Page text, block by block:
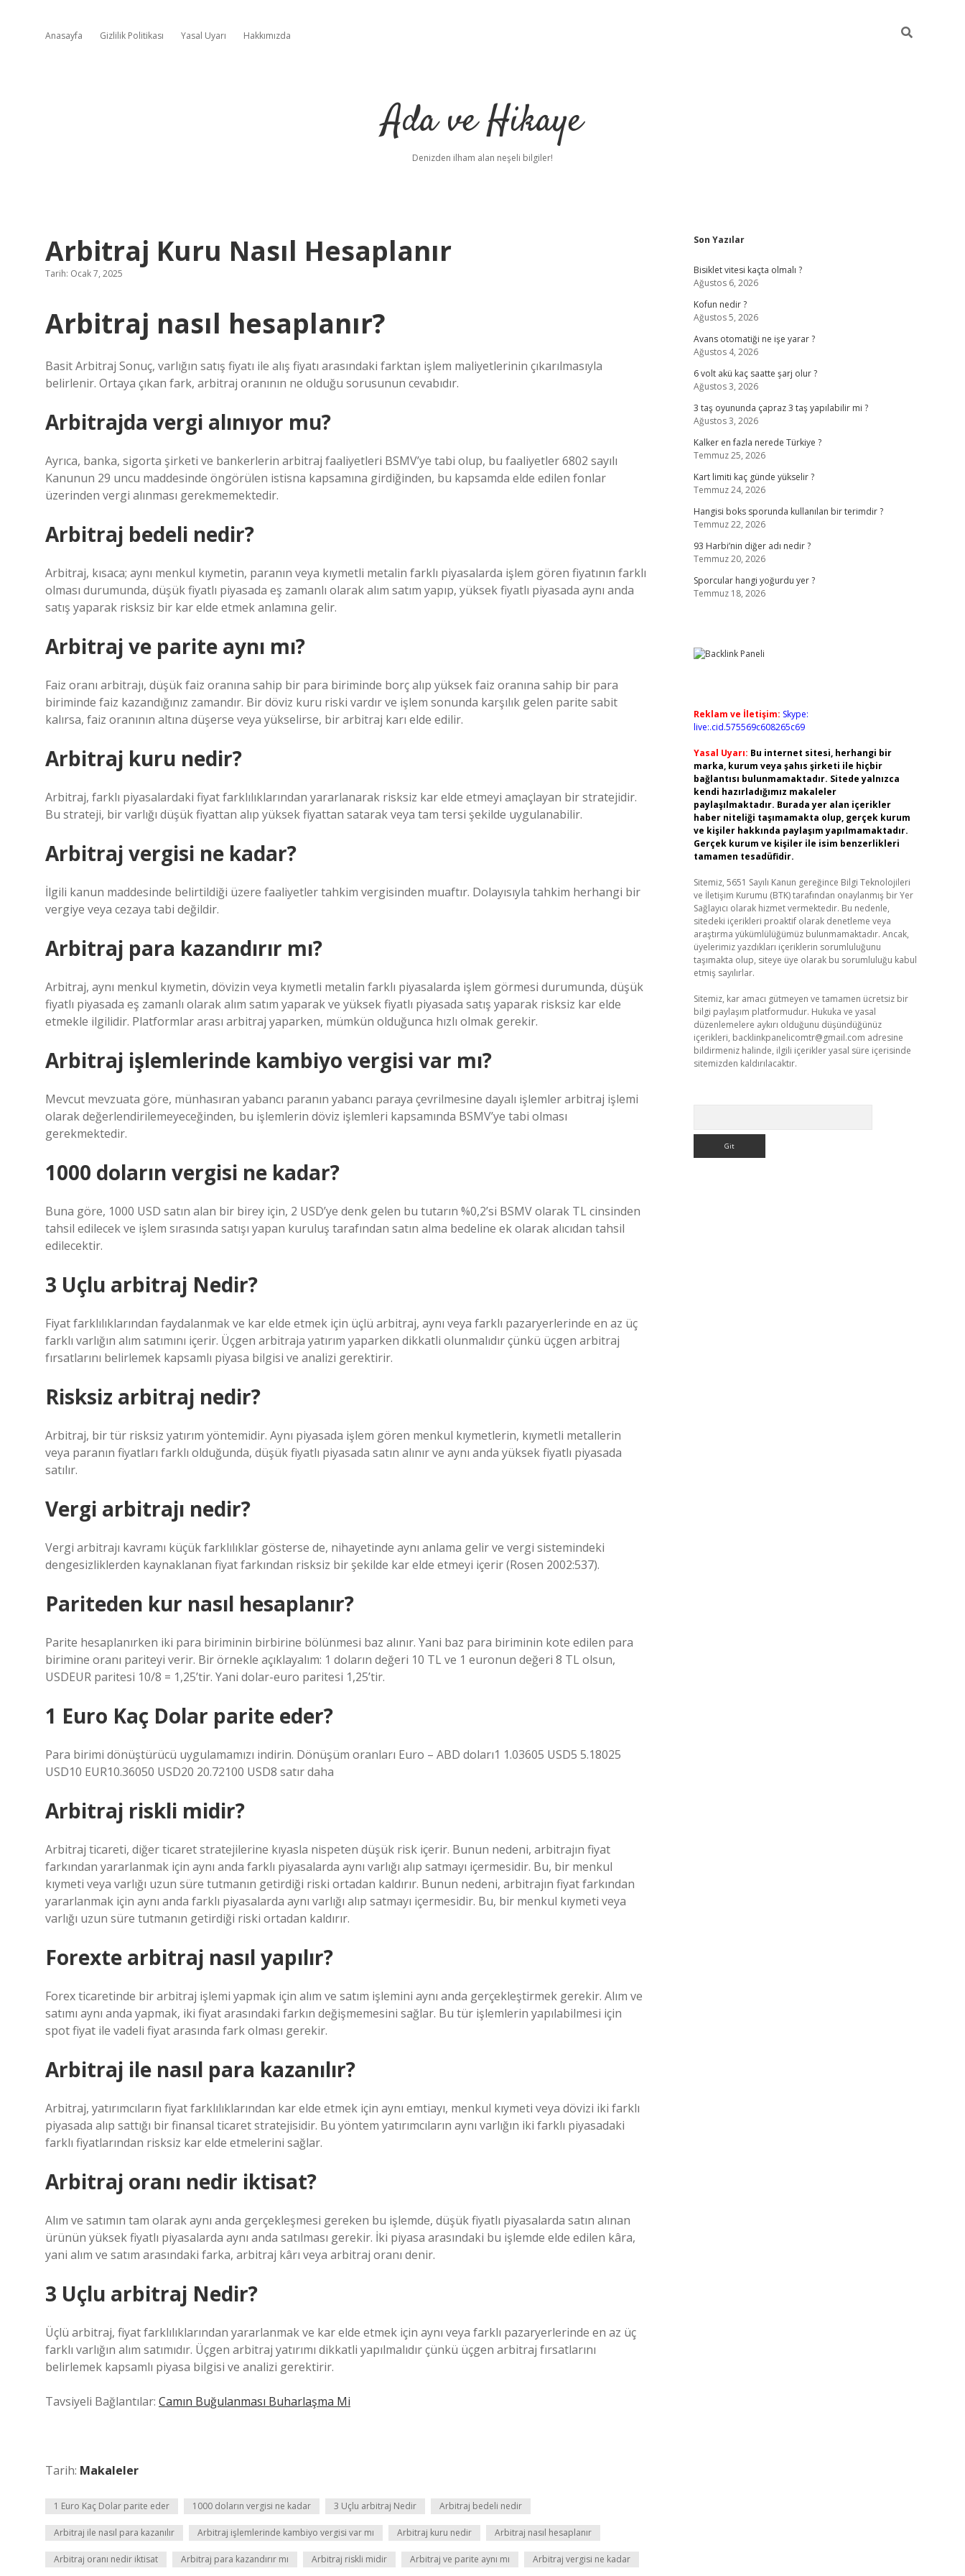
Anasayfa Gizlilik Politikası Yasal Uyarı Hakkımızda
Ada ve Hikaye
Denizden ilham alan neşeli bilgiler!
Arbitraj Kuru Nasıl Hesaplanır
Tarih: Ocak 7, 2025
Arbitraj nasıl hesaplanır?
Basit Arbitraj Sonuç, varlığın satış fiyatı ile alış fiyatı arasındaki farktan işlem maliyetlerinin çıkarılmasıyla
belirlenir. Ortaya çıkan fark, arbitraj oranının ne olduğu sorusunun cevabıdır.
Arbitrajda vergi alınıyor mu?
Ayrıca, banka, sigorta şirketi ve bankerlerin arbitraj faaliyetleri BSMV’ye tabi olup, bu faaliyetler 6802 sayılı
Kanunun 29 uncu maddesinde öngörülen istisna kapsamına girdiğinden, bu kapsamda elde edilen fonlar
üzerinden vergi alınması gerekmemektedir.
Arbitraj bedeli nedir?
Arbitraj, kısaca; aynı menkul kıymetin, paranın veya kıymetli metalin farklı piyasalarda işlem gören fiyatının farklı
olması durumunda, düşük fiyatlı piyasada eş zamanlı olarak alım satım yapıp, yüksek fiyatlı piyasada aynı anda
satış yaparak risksiz bir kar elde etmek anlamına gelir.
Arbitraj ve parite aynı mı?
Faiz oranı arbitrajı, düşük faiz oranına sahip bir para biriminde borç alıp yüksek faiz oranına sahip bir para
biriminde faiz kazandığınız zamandır. Bir döviz kuru riski vardır ve işlem sonunda karşılık gelen parite sabit
kalırsa, faiz oranının altına düşerse veya yükselirse, bir arbitraj karı elde edilir.
Arbitraj kuru nedir?
Arbitraj, farklı piyasalardaki fiyat farklılıklarından yararlanarak risksiz kar elde etmeyi amaçlayan bir stratejidir.
Bu strateji, bir varlığı düşük fiyattan alıp yüksek fiyattan satarak veya tam tersi şekilde uygulanabilir.
Arbitraj vergisi ne kadar?
İlgili kanun maddesinde belirtildiği üzere faaliyetler tahkim vergisinden muaftır. Dolayısıyla tahkim herhangi bir
vergiye veya cezaya tabi değildir.
Arbitraj para kazandırır mı?
Arbitraj, aynı menkul kıymetin, dövizin veya kıymetli metalin farklı piyasalarda işlem görmesi durumunda, düşük
fiyatlı piyasada eş zamanlı olarak alım satım yaparak ve yüksek fiyatlı piyasada satış yaparak risksiz kar elde
etmekle ilgilidir. Platformlar arası arbitraj yaparken, mümkün olduğunca hızlı olmak gerekir.
Arbitraj işlemlerinde kambiyo vergisi var mı?
Mevcut mevzuata göre, münhasıran yabancı paranın yabancı paraya çevrilmesine dayalı işlemler arbitraj işlemi
olarak değerlendirilemeyeceğinden, bu işlemlerin döviz işlemleri kapsamında BSMV’ye tabi olması
gerekmektedir.
1000 doların vergisi ne kadar?
Buna göre, 1000 USD satın alan bir birey için, 2 USD’ye denk gelen bu tutarın %0,2’si BSMV olarak TL cinsinden
tahsil edilecek ve işlem sırasında satışı yapan kuruluş tarafından satın alma bedeline ek olarak alıcıdan tahsil
edilecektir.
3 Uçlu arbitraj Nedir?
Fiyat farklılıklarından faydalanmak ve kar elde etmek için üçlü arbitraj, aynı veya farklı pazaryerlerinde en az üç
farklı varlığın alım satımını içerir. Üçgen arbitraja yatırım yaparken dikkatli olunmalıdır çünkü üçgen arbitraj
fırsatlarını belirlemek kapsamlı piyasa bilgisi ve analizi gerektirir.
Risksiz arbitraj nedir?
Arbitraj, bir tür risksiz yatırım yöntemidir. Aynı piyasada işlem gören menkul kıymetlerin, kıymetli metallerin
veya paranın fiyatları farklı olduğunda, düşük fiyatlı piyasada satın alınır ve aynı anda yüksek fiyatlı piyasada
satılır.
Vergi arbitrajı nedir?
Vergi arbitrajı kavramı küçük farklılıklar gösterse de, nihayetinde aynı anlama gelir ve vergi sistemindeki
dengesizliklerden kaynaklanan fiyat farkından risksiz bir şekilde kar elde etmeyi içerir (Rosen 2002:537).
Pariteden kur nasıl hesaplanır?
Parite hesaplanırken iki para biriminin birbirine bölünmesi baz alınır. Yani baz para biriminin kote edilen para
birimine oranı pariteyi verir. Bir örnekle açıklayalım: 1 doların değeri 10 TL ve 1 euronun değeri 8 TL olsun,
USDEUR paritesi 10/8 = 1,25’tir. Yani dolar-euro paritesi 1,25’tir.
1 Euro Kaç Dolar parite eder?
Para birimi dönüştürücü uygulamamızı indirin. Dönüşüm oranları Euro – ABD doları1 1.03605 USD5 5.18025
USD10 EUR10.36050 USD20 20.72100 USD8 satır daha
Arbitraj riskli midir?
Arbitraj ticareti, diğer ticaret stratejilerine kıyasla nispeten düşük risk içerir. Bunun nedeni, arbitrajın fiyat
farkından yararlanmak için aynı anda farklı piyasalarda aynı varlığı alıp satmayı içermesidir. Bu, bir menkul
kıymeti veya varlığı uzun süre tutmanın getirdiği riski ortadan kaldırır. Bunun nedeni, arbitrajın fiyat farkından
yararlanmak için aynı anda farklı piyasalarda aynı varlığı alıp satmayı içermesidir. Bu, bir menkul kıymeti veya
varlığı uzun süre tutmanın getirdiği riski ortadan kaldırır.
Forexte arbitraj nasıl yapılır?
Forex ticaretinde bir arbitraj işlemi yapmak için alım ve satım işlemini aynı anda gerçekleştirmek gerekir. Alım ve
satımı aynı anda yapmak, iki fiyat arasındaki farkın değişmemesini sağlar. Bu tür işlemlerin yapılabilmesi için
spot fiyat ile vadeli fiyat arasında fark olması gerekir.
Arbitraj ile nasıl para kazanılır?
Arbitraj, yatırımcıların fiyat farklılıklarından kar elde etmek için aynı emtiayı, menkul kıymeti veya dövizi iki farklı
piyasada alıp sattığı bir finansal ticaret stratejisidir. Bu yöntem yatırımcıların aynı varlığın iki farklı piyasadaki
farklı fiyatlarından risksiz kar elde etmelerini sağlar.
Arbitraj oranı nedir iktisat?
Alım ve satımın tam olarak aynı anda gerçekleşmesi gereken bu işlemde, düşük fiyatlı piyasalarda satın alınan
ürünün yüksek fiyatlı piyasalarda aynı anda satılması gerekir. İki piyasa arasındaki bu işlemde elde edilen kâra,
yani alım ve satım arasındaki farka, arbitraj kârı veya arbitraj oranı denir.
3 Uçlu arbitraj Nedir?
Üçlü arbitraj, fiyat farklılıklarından yararlanmak ve kar elde etmek için aynı veya farklı pazaryerlerinde en az üç
farklı varlığın alım satımıdır. Üçgen arbitraj yatırımı dikkatli yapılmalıdır çünkü üçgen arbitraj fırsatlarını
belirlemek kapsamlı piyasa bilgisi ve analizi gerektirir.
Tavsiyeli Bağlantılar: Camın Buğulanması Buharlaşma Mi
Tarih: Makaleler
1 Euro Kaç Dolar parite eder 1000 doların vergisi ne kadar 3 Uçlu arbitraj Nedir Arbitraj bedeli nedir
Arbitraj ile nasıl para kazanılır Arbitraj işlemlerinde kambiyo vergisi var mı Arbitraj kuru nedir Arbitraj nasıl hesaplanır
Arbitraj oranı nedir iktisat Arbitraj para kazandırır mı Arbitraj riskli midir Arbitraj ve parite aynı mı Arbitraj vergisi ne kadar
Sidebar
Son Yazılar
Bisiklet vitesi kaçta olmalı ?
Ağustos 6, 2026
Kofun nedir ?
Ağustos 5, 2026
Avans otomatiği ne işe yarar ?
Ağustos 4, 2026
6 volt akü kaç saatte şarj olur ?
Ağustos 3, 2026
3 taş oyununda çapraz 3 taş yapılabilir mi ?
Ağustos 3, 2026
Kalker en fazla nerede Türkiye ?
Temmuz 25, 2026
Kart limiti kaç günde yükselir ?
Temmuz 24, 2026
Hangisi boks sporunda kullanılan bir terimdir ?
Temmuz 22, 2026
93 Harbi’nin diğer adı nedir ?
Temmuz 20, 2026
Sporcular hangi yoğurdu yer ?
Temmuz 18, 2026
Reklam ve İletişim: Skype:
live:.cid.575569c608265c69
Yasal Uyarı: Bu internet sitesi, herhangi bir
marka, kurum veya şahıs şirketi ile hiçbir
bağlantısı bulunmamaktadır. Sitede yalnızca
kendi hazırladığımız makaleler
paylaşılmaktadır. Burada yer alan içerikler
haber niteliği taşımamakta olup, gerçek kurum
ve kişiler hakkında paylaşım yapılmamaktadır.
Gerçek kurum ve kişiler ile isim benzerlikleri
tamamen tesadüfidir.
Sitemiz, 5651 Sayılı Kanun gereğince Bilgi Teknolojileri
ve İletişim Kurumu (BTK) tarafından onaylanmış bir Yer
Sağlayıcı olarak hizmet vermektedir. Bu nedenle,
sitedeki içerikleri proaktif olarak denetleme veya
araştırma yükümlülüğümüz bulunmamaktadır. Ancak,
üyelerimiz yazdıkları içeriklerin sorumluluğunu
taşımakta olup, siteye üye olarak bu sorumluluğu kabul
etmiş sayılırlar.
Sitemiz, kar amacı gütmeyen ve tamamen ücretsiz bir
bilgi paylaşım platformudur. Hukuka ve yasal
düzenlemelere aykırı olduğunu düşündüğünüz
içerikleri, backlinkpanelicomtr@gmail.com adresine
bildirmeniz halinde, ilgili içerikler yasal süre içerisinde
sitemizden kaldırılacaktır.